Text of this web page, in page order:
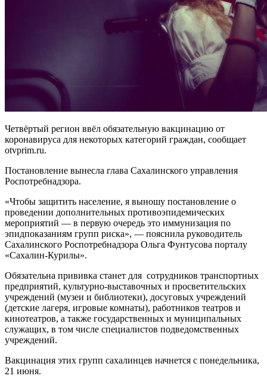
Четвёртый регион ввёл обязательную вакцинацию от
коронавируса для некоторых категорий граждан, сообщает
otvprim.ru.
Постановление вынесла глава Сахалинского управления
Роспотребнадзора.
«Чтобы защитить население, я выношу постановление о
проведении дополнительных противоэпидемических
мероприятий — в первую очередь это иммунизация по
эпидпоказаниям групп риска», — пояснила руководитель
Сахалинского Роспотребнадзора Ольга Фунтусова порталу
«Сахалин-Курилы».
Обязательна прививка станет для сотрудников транспортных
предприятий, культурно-выставочных и просветительских
учреждений (музеи и библиотеки), досуговых учреждений
(детские лагеря, игровые комнаты), работников театров и
кинотеатров, а также государственных и муниципальных
служащих, в том числе специалистов подведомственных
учреждений.
Вакцинация этих групп сахалинцев начнется с понедельника,
21 июня.